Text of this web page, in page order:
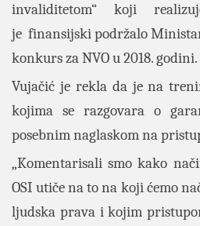
invaliditetom“ koji
je finansijski podržalo
konkurs za NVO u 2018. godini.
Vujačić je rekla da je na
kojima se razgovara o
posebnim naglaskom na
„Komentarisali smo kako
OSI utiče na to na koji ćemo
ljudska prava i kojim